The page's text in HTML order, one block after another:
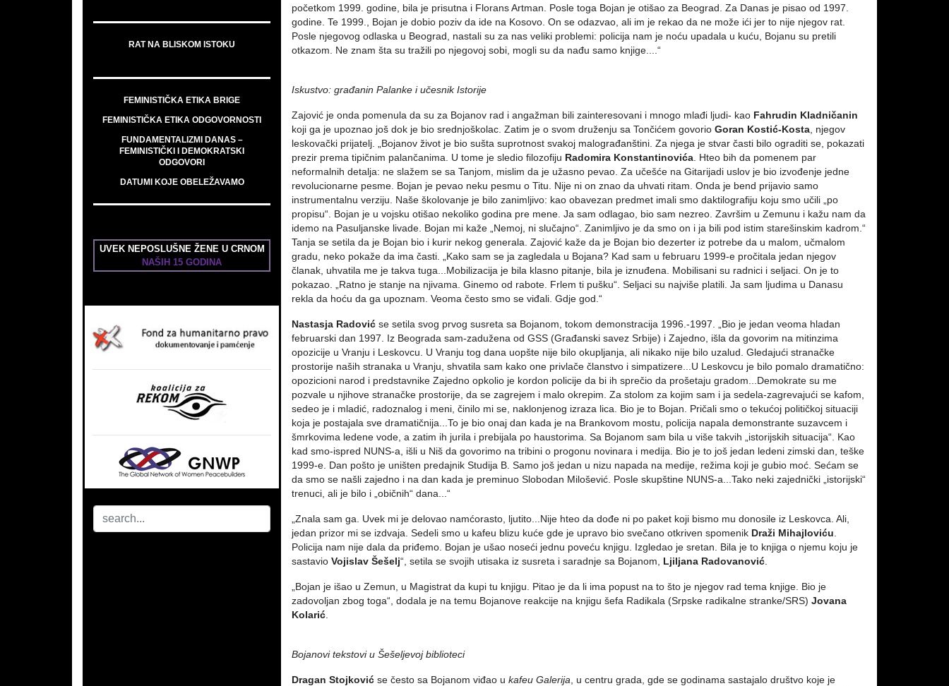
RAT NA BLISKOM ISTOKU
FEMINISTIČKA ETIKA BRIGE
FEMINISTIČKA ETIKA ODGOVORNOSTI
FUNDAMENTALIZMI DANAS –
FEMINISTIČKI I DEMOKRATSKI
ODGOVORI
DATUMI KOJE OBELEŽAVAMO
UVEK NEPOSLUŠNE ŽENE U CRNOM
NAŠIH 15 GODINA
početkom 1999. godine, bila je prisutna i Florans Artman. Posle toga Bojan je otišao za Beograd. Za Danas je pisao od 1997.
godine. Te 1999., Bojan je dobio poziv da ide na Kosovo. On se odazvao, ali im je rekao da ne može ići jer to nije njegov rat.
Posle njegovog odlaska u Beograd, nastali su za nas veliki problemi: policija nam je noću upadala u kuću, Bojanu su pretili
otkazom. Ne znam šta su tražili po njegovoj sobi, mogli su da nađu samo knjige....“
Iskustvo: građanin Palanke i učesnik Istorije
Zajović je onda pomenula da su za Bojanov rad i angažman bili zainteresovani i mnogo mlađi ljudi- kao Fahrudin Kladničanin
koji ga je upoznao još dok je bio srednjoškolac. Zatim je o svom druženju sa Tončićem govorioGoran Kostić-Kosta, njegov
leskovački prijatelj. „Bojanov život je bio sušta suprotnost svakoj malograđanštini. Za njega je stvar časti bilo ograditi se, pokazati
prezir prema tipičnim palančanima. U tome je sledio filozofiju Radomira Konstantinovića. Hteo bih da pomenem par
neformalnih detalja: ne slažem se sa Tanjom, mislim da je užasno pevao. Za učešće na Gitarijadi uslov je bio izvođenje jedne
revolucionarne pesme. Bojan je pevao neku pesmu o Titu. Nije ni on znao da uhvati ritam. Onda je bend prijavio samo
instrumentalnu verziju. Naše školovanje je bilo zanimljivo: kao obavezan predmet imali smo daktilografiju koju smo učili „po
propisu“. Bojan je u vojsku otišao nekoliko godina pre mene. Ja sam odlagao, bio sam nezreo. Završim u Zemunu i kažu nam da
idemo na Pasuljanske livade. Bojan mi kaže „Nemoj, ni slučajno“. Zanimljivo je da smo on i ja bili pod istim starešinskim kadrom.“
Tanja se setila da je Bojan bio i kurir nekog generala. Zajović kaže da je Bojan bio dezerter iz potrebe da u malom, učmalom
gradu, neko pokaže da ima časti. „Kako sam se ja zagledala u Bojana? Kad sam u februaru 1999-e pročitala jedan njegov
članak, uhvatila me je takva tuga...Mobilizacija je bila klasno pitanje, bila je iznuđena. Mobilisani su radnici i seljaci. On je to
pokazao. „Ratno je stanje na njivama. Ginemo od rabote. Frlem ti pušku“. Seljaci su najviše platili. Ja sam ljudima u Danasu
rekla da hoću da ga upoznam. Veoma često smo se viđali. Gdje god.“
Nastasja Radović se setila svog prvog susreta sa Bojanom, tokom demonstracija 1996.-1997. „Bio je jedan veoma hladan
februarski dan 1997. Iz Beograda sam-zadužena od GSS (Građanski savez Srbije) i Zajedno, išla da govorim na mitinzima
opozicije u Vranju i Leskovcu. U Vranju tog dana uopšte nije bilo okupljanja, ali nikako nije bilo uzalud. Gledajući stranačke
prostorije naših stranaka u Vranju, shvatila sam kako one privlače članstvo i simpatizere...U Leskovcu je bilo pomalo dramatično:
opozicioni narod i predstavnike Zajedno opkolio je kordon policije da bi ih sprečio da prošetaju gradom...Demokrate su me
pozvale u njihove stranačke prostorije, da se zagrejem i malo okrepim. Za stolom za kojim sam i ja sedela-zagrevajući se kafom,
sedeo je i mladić, radoznalog i meni, činilo mi se, naklonjenog izraza lica. Bio je to Bojan. Pričali smo o tekućoj političkoj situaciji
koja je postajala sve dramatičnija...To je bio onaj dan kada je na Brankovom mostu, policija napala demonstrante suzavcem i
šmrkovima ledene vode, a zatim ih jurila i prebijala po haustorima. Sa Bojanom sam bila u više takvih „istorijskih situacija“. Kao
kad smo-ispred NUNS-a, išli u Niš da govorimo na tribini o progonu novinara i medija. Bio je to još jedan ledeni zimski dan, teške
1999-e. Dan pošto je uništen predajnik Studija B. Samo još jedan u nizu napada na medije, režima koji je gubio moć. Sećam se
da smo se našli zajedno i na dan kada je preminuo Slobodan Milošević. Posle skupštine NUNS-a...Tako neki zajednički „istorijski“
trenuci, ali je bilo i „običnih“ dana...“
„Znala sam ga. Uvek mi je delovao namćorasto, ljutito...Nije hteo da dođe ni po paket koji bismo mu donosile iz Leskovca. Ali,
jedan prizor mi se izdvaja. Sedeli smo u kafeu blizu kuće gde je upravo bio svečano otkriven spomenik Draži Mihajloviću.
Policija nam nije dala da priđemo. Bojan je ušao noseći jednu poveću knjigu. Izgledao je sretan. Bila je to knjiga o njemu koju je
sastavioVojislav Šešelj“, setila se svojih utisaka iz susreta i saradnje sa Bojanom, Ljiljana Radovanović.
„Bojan je išao u Zemun, u Magistrat da kupi tu knjigu. Pitao je da li ima popust na to što je njegov rad tema knjige. Bio je
zadovoljan zbog toga“, dodala je na temu Bojanove reakcije na knjigu šefa Radikala (Srpske radikalne stranke/SRS)Jovana
Kolarić.
Bojanovi tekstovi u Šešeljevoj biblioteci
Dragan Stojković se često sa Bojanom viđao ukafeu Galerija, u centru grada, gde se godinama sastajalo društvo koje je